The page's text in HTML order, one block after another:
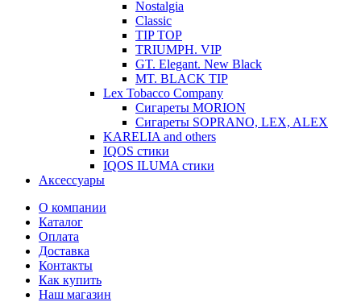
Nostalgia
Classic
TIP TOP
TRIUMPH. VIP
GT. Elegant. New Black
MT. BLACK TIP
Lex Tobacco Company
Сигареты MORION
Сигареты SOPRANO, LEX, ALEX
KARELIA and others
IQOS стики
IQOS ILUMA стики
Аксессуары
О компании
Каталог
Оплата
Доставка
Контакты
Как купить
Наш магазин